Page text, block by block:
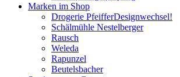
Marken im Shop
Drogerie PfeifferDesignwechsel!
Schälmühle Nestelberger
Rausch
Weleda
Rapunzel
Beutelsbacher